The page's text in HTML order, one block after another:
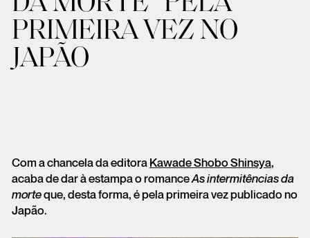
The foundation
Partners
Centenary
Login
PRIMEIRA VEZ NO
JAPÃO
Com a chancela da editora Kawade Shobo Shinsya,
acaba de dar à estampa o romanceAs intermitências da
morteque, desta forma, é pela primeira vez publicado no
Japão.